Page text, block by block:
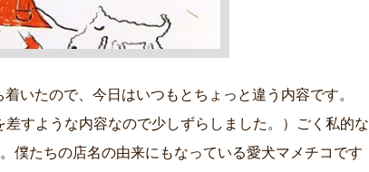
いたので、今日はいつもとちょっと違う内容です。
差すような内容なので少しずらしました。）ごく私的な
僕たちの店名の由来にもなっている愛犬マメチコです